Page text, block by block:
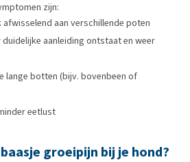
zijn:
aan verschillende poten
aanleiding ontstaat en weer
lange botten (bijv. bovenbeen of
eetlust
groeipijn bij je hond?